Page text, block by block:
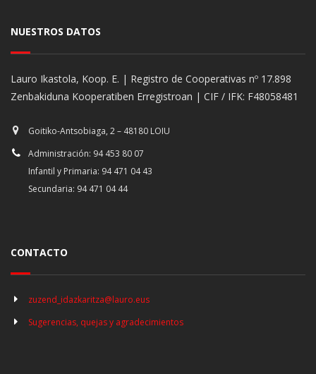
NUESTROS DATOS
Lauro Ikastola, Koop. E. | Registro de Cooperativas nº 17.898
Zenbakiduna Kooperatiben Erregistroan | CIF / IFK: F48058481
Goitiko-Antsobiaga, 2 – 48180 LOIU
Administración: 94 453 80 07
Infantil y Primaria: 94 471 04 43
Secundaria: 94 471 04 44
CONTACTO
zuzend_idazkaritza@lauro.eus
Sugerencias, quejas y agradecimientos